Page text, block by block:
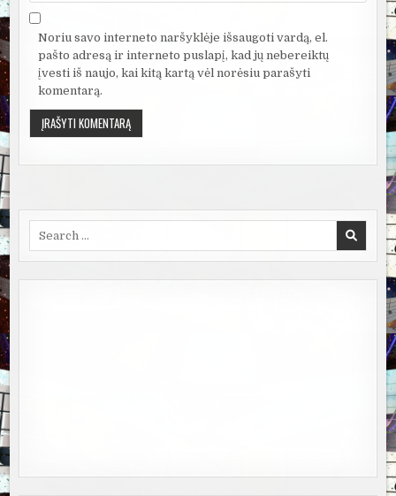
Noriu savo interneto naršyklėje išsaugoti vardą, el.
pašto adresą ir interneto puslapį, kad jų nebereiktų
įvesti iš naujo, kai kitą kartą vėl norėsiu parašyti
komentarą.